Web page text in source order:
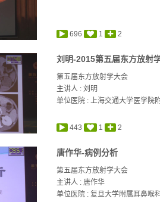
696 1 2
刘明-2015第五届东方放射
第五届东方放射学大会
主讲人 :刘明
单位医院 : 上海交通大学医学院
443 1 2
唐作华-病例分析
第五届东方放射学大会
主讲人 :唐作华
单位医院 : 复旦大学附属耳鼻喉